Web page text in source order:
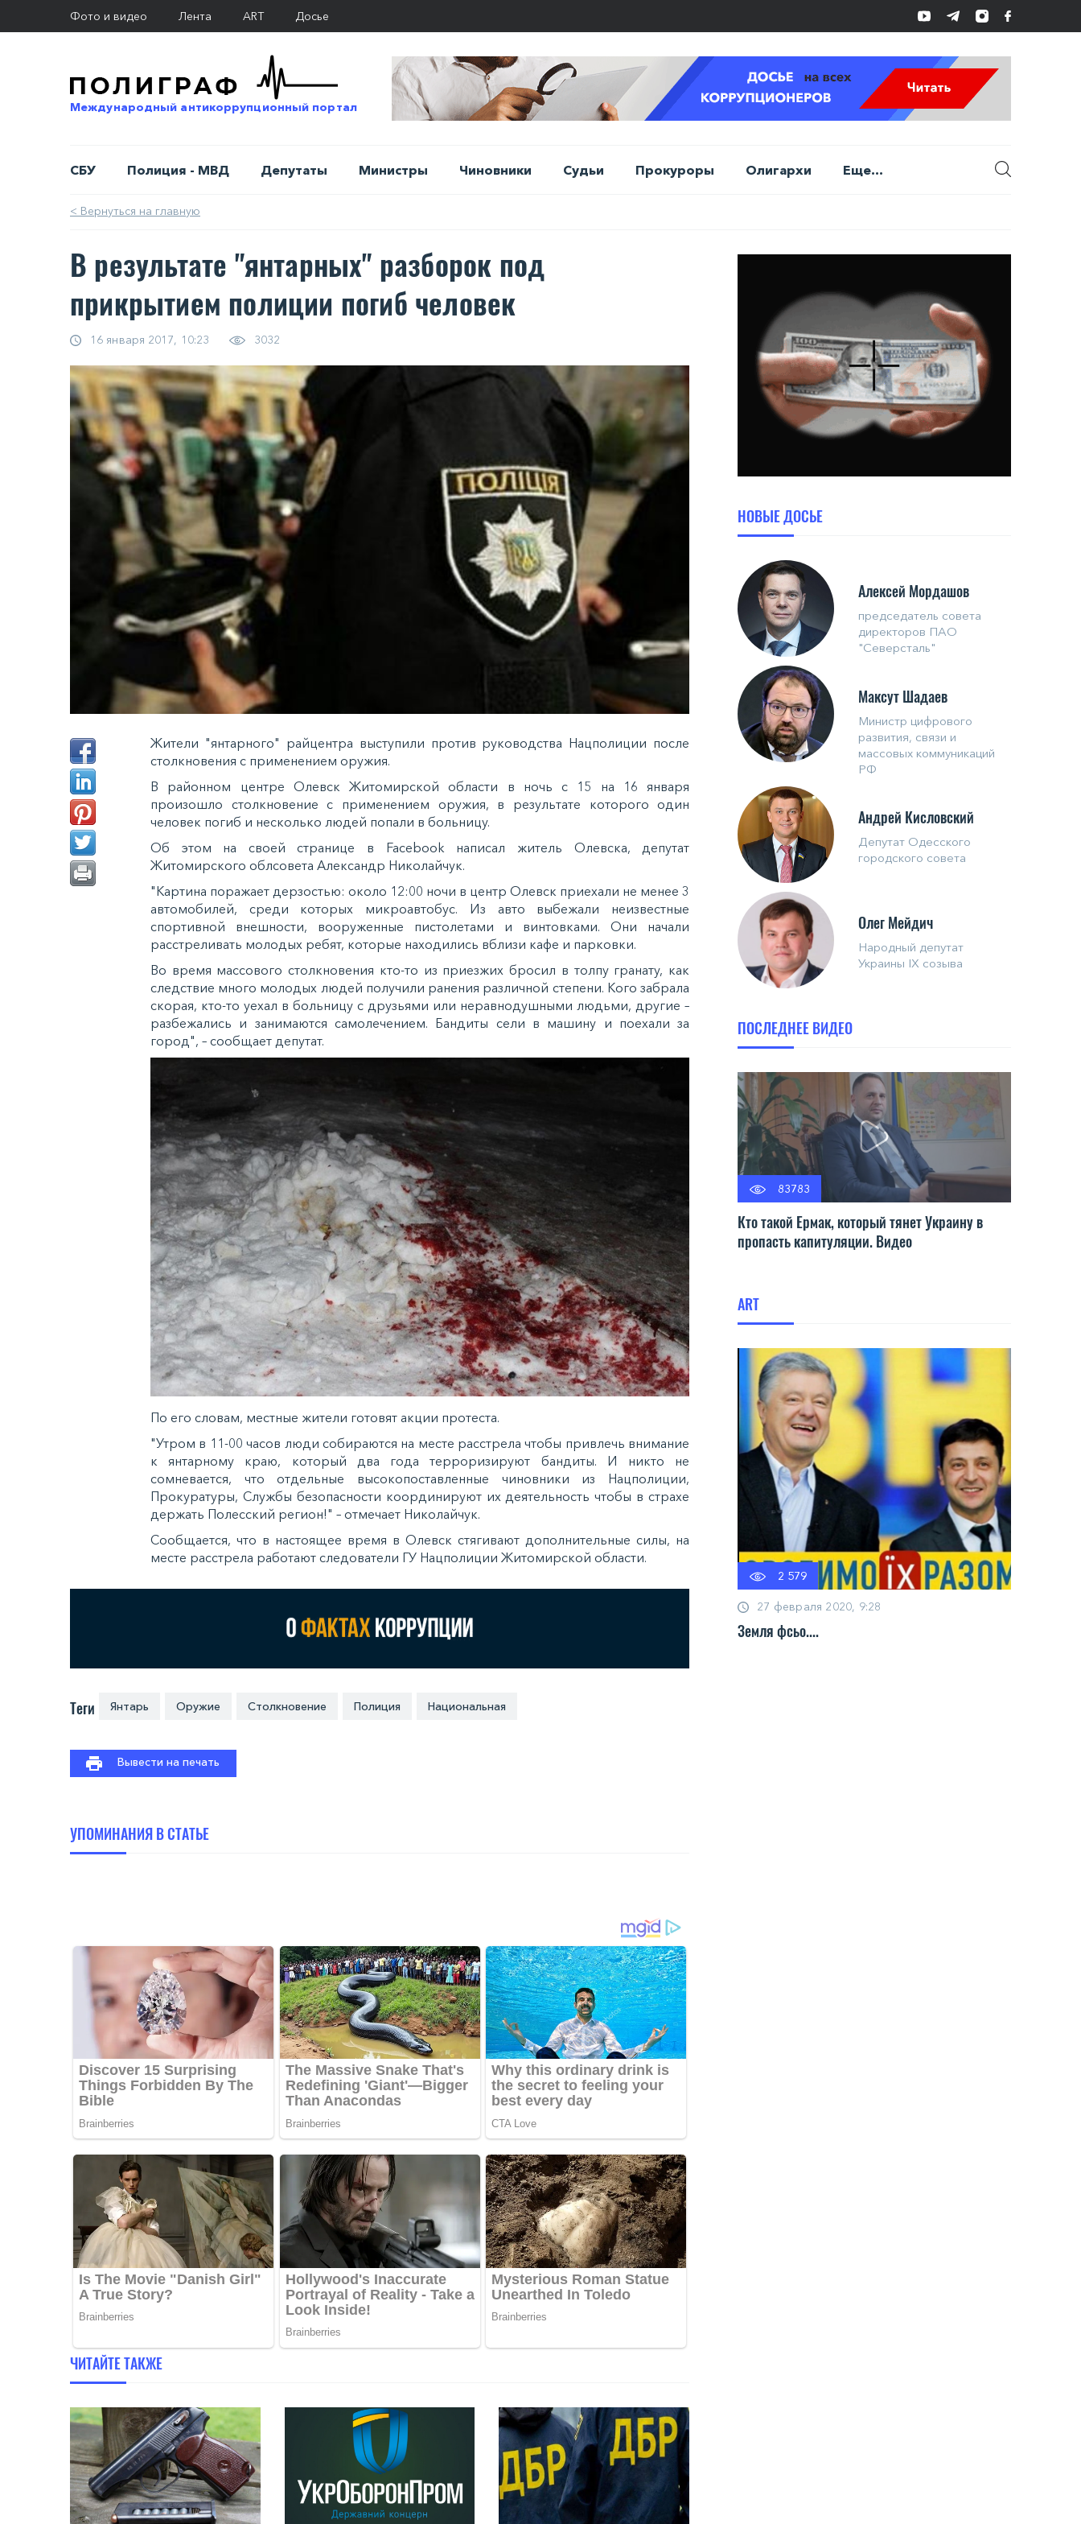
Фото и видео Лента ART Досье
Международный антикоррупционный портал
СБУ Полиция - МВД Депутаты Министры Чиновники Судьи Прокуроры Олигархи Еще...
< Вернуться на главную
В результате "янтарных" разборок под
прикрытием полиции погиб человек
16 января 2017, 10:23 3032
Жители "янтарного" райцентра выступили против руководства Нацполиции после
столкновения с применением оружия.
В районном центре Олевск Житомирской области в ночь с 15 на 16 января
произошло столкновение с применением оружия, в результате которого один
человек погиб и несколько людей попали в больницу.
Об этом на своей странице в Facebook написал житель Олевска, депутат
Житомирского облсовета Александр Николайчук.
"Картина поражает дерзостью: около 12:00 ночи в центр Олевск приехали не менее 3
автомобилей, среди которых микроавтобус. Из авто выбежали неизвестные
спортивной внешности, вооруженные пистолетами и винтовками. Они начали
расстреливать молодых ребят, которые находились вблизи кафе и парковки.
Во время массового столкновения кто-то из приезжих бросил в толпу гранату, как
следствие много молодых людей получили ранения различной степени. Кого забрала
скорая, кто-то уехал в больницу с друзьями или неравнодушными людьми, другие –
разбежались и занимаются самолечением. Бандиты сели в машину и поехали за
город", – сообщает депутат.
По его словам, местные жители готовят акции протеста.
"Утром в 11-00 часов люди собираются на месте расстрела чтобы привлечь внимание
к янтарному краю, который два года терроризируют бандиты. И никто не
сомневается, что отдельные высокопоставленные чиновники из Нацполиции,
Прокуратуры, Службы безопасности координируют их деятельность чтобы в страхе
держать Полесский регион!" – отмечает Николайчук.
Сообщается, что в настоящее время в Олевск стягивают дополнительные силы, на
месте расстрела работают следователи ГУ Нацполиции Житомирской области.
Теги Янтарь Оружие Столкновение Полиция Национальная
Вывести на печать
УПОМИНАНИЯ В СТАТЬЕ
ЧИТАЙТЕ ТАКЖЕ
НОВЫЕ ДОСЬЕ
Алексей Мордашов
председатель совета
директоров ПАО
"Северсталь"
Максут Шадаев
Министр цифрового
развития, связи и
массовых коммуникаций
РФ
Андрей Кисловский
Депутат Одесского
городского совета
Олег Мейдич
Народный депутат
Украины IX созыва
ПОСЛЕДНЕЕ ВИДЕО
83783
Кто такой Ермак, который тянет Украину в
пропасть капитуляции. Видео
ART
2 579
27 февраля 2020, 9:28
Земля фсьо....